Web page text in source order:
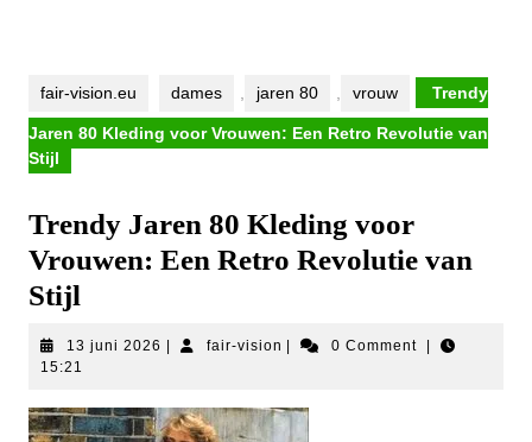
fair-vision.eu dames jaren 80 vrouw Trendy
Jaren 80 Kleding voor Vrouwen: Een Retro Revolutie van
Stijl
Trendy Jaren 80 Kleding voor
Vrouwen: Een Retro Revolutie van
Stijl
13 juni 2026 13
fair-vision fair-
0 Comment
15:21